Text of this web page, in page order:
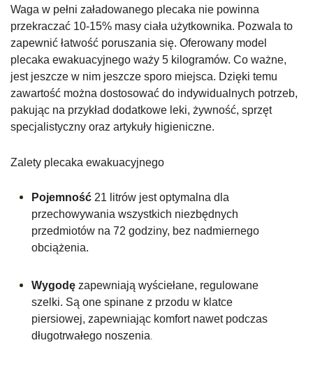
Waga w pełni załadowanego plecaka nie powinna
przekraczać 10-15% masy ciała użytkownika. Pozwala to
zapewnić łatwość poruszania się. Oferowany model
plecaka ewakuacyjnego waży 5 kilogramów. Co ważne,
jest jeszcze w nim jeszcze sporo miejsca. Dzięki temu
zawartość można dostosować do indywidualnych potrzeb,
pakując na przykład dodatkowe leki, żywność, sprzęt
specjalistyczny oraz artykuły higieniczne.
Zalety plecaka ewakuacyjnego
Pojemność 21 litrów jest optymalna dla
przechowywania wszystkich niezbędnych
przedmiotów na 72 godziny, bez nadmiernego
obciążenia.
Wygodę zapewniają wyściełane, regulowane
szelki. Są one spinane z przodu w klatce
piersiowej, zapewniając komfort nawet podczas
długotrwałego noszenia.